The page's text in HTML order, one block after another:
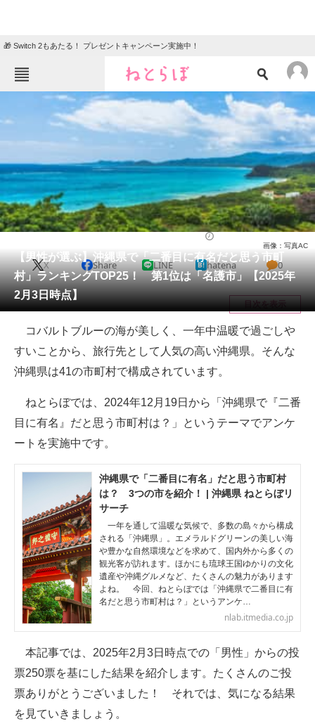
🎁 Switch 2もあたる！ プレゼントキャンペーン実施中！
ねとらぼメニュー
ニュース
エンタメ
グルメ 地域
住まい 教育・育児
動物 リサーチ
会員記事
メディア
注目記事を集めた総合ページ
ITの今と未来を見通す
スマホと通信の最新トレンド
進化するPCとデバイスの未来
好きが集まる 比べて選べる
ビジネスと働き方のヒント
AI活用のいまが分かる
企業ITのトレンドを詳説
経営リーダーのコミュニティ
マーケ×ITの今がよく分かる
ITエンジニア向け専門サイト
企業向けIT製品の総合サイト
IT製品の技術・比較・事例
製造業のIT導入・活用を支援
【男性が選ぶ】沖縄県で「二番目に有名だと思う市町
村」ランキングTOP25！ 第1位は「名護市」【2025年
2月3日時点】
画像：写真AC
X Share LINE hatena 0
目次を表示
コバルトブルーの海が美しく、一年中温暖で過ごしや
すいことから、旅行先として人気の高い沖縄県。そんな
沖縄県は41の市町村で構成されています。
ねとらぼでは、2024年12月19日から「沖縄県で『二番
目に有名』だと思う市町村は？」というテーマでアンケ
ートを実施中です。
沖縄県で「二番目に有名」だと思う市町村
は？ 3つの市を紹介！ | 沖縄県 ねとらぼリ
サーチ
一年を通して温暖な気候で、多数の島々から構成
される「沖縄県」。エメラルドグリーンの美しい海
や豊かな自然環境などを求めて、国内外から多くの
観光客が訪れます。ほかにも琉球王国ゆかりの文化
遺産や沖縄グルメなど、たくさんの魅力があります
よね。 今回、ねとらぼでは「沖縄県で二番目に有
名だと思う市町村は？」というアンケ…
nlab.itmedia.co.jp
本記事では、2025年2月3日時点での「男性」からの投
票250票を基にした結果を紹介します。たくさんのご投
票ありがとうございました！ それでは、気になる結果
を見ていきましょう。